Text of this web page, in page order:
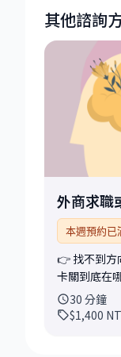
其他諮詢
外商求職
本週預約已
👉 找不到方
卡關到底在哪裡。 希望這場輕鬆的
你更有信心
以怎麼走。 我將幫助你釐清個人優勢與職涯定
位，從用
30 分鐘
$1,400